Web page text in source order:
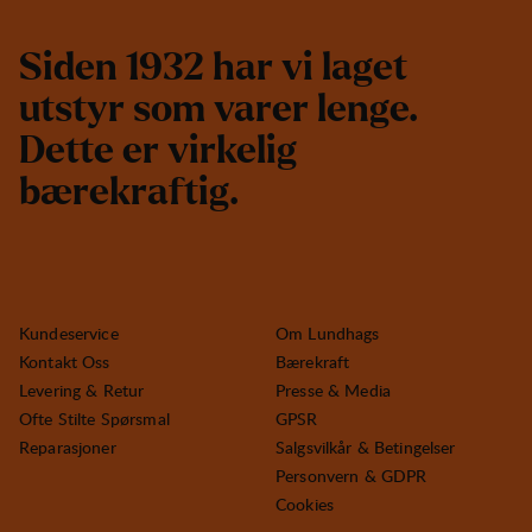
Siden 1932 har vi laget
utstyr som varer lenge.
Dette er virkelig
bærekraftig.
Kundeservice
Kontakt Oss
Levering & Retur
Ofte Stilte Spørsmal
Reparasjoner
Om Lundhags
Bærekraft
Presse & Media
GPSR
Salgsvilkår & Betingelser
Personvern & GDPR
Cookies